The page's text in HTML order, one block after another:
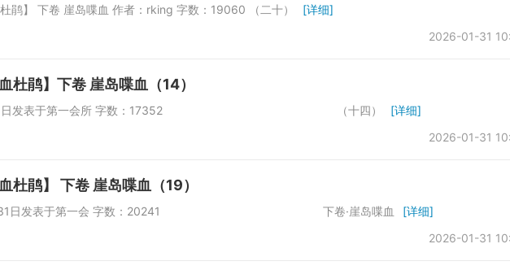
鹃】 下卷 崖岛喋血 作者：rking 字数：19060 （二十）
[详细]
2026-01-31
杜鹃】下卷 崖岛喋血（14）
年1月1日发表于第一会所 字数：17352 （十四）
[详细]
2026-01-31
杜鹃】 下卷 崖岛喋血（19）
5月31日发表于第一会 字数：20241 下卷·崖岛喋血
[详细]
2026-01-31